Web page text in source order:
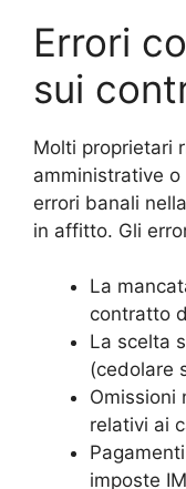
Errori
sui
Molti proprietari
amministrative
errori banali
in affitto. Gli
La
contratto
La scelta
(cedolare
Omissioni
relativi ai
imposte